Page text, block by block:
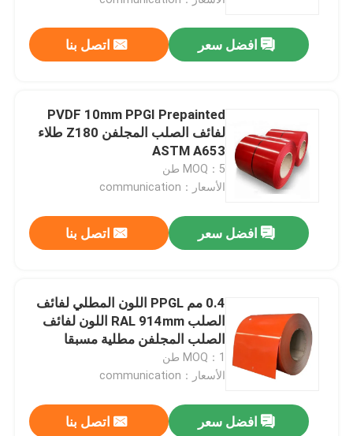
افضل سعر اتصل بنا
PVDF 10mm PPGI Prepainted
لفائف الصلب المجلفن Z180 طلاء
ASTM A653
MOQ：5 طن
الأسعار：communication
افضل سعر اتصل بنا
0.4 مم PPGL اللون المطلي لفائف
الصلب RAL 914mm اللون لفائف
الصلب المجلفن مطلية مسبقا
MOQ：1 طن
الأسعار：communication
افضل سعر اتصل بنا